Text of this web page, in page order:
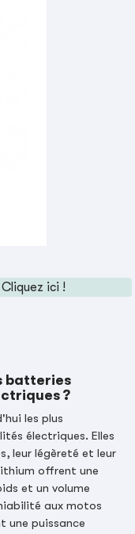
Cliquez ici !
batteries
?
les plus
électriques. Elles
leur légèreté et leur
offrent une
et un volume
aux motos
une puissance